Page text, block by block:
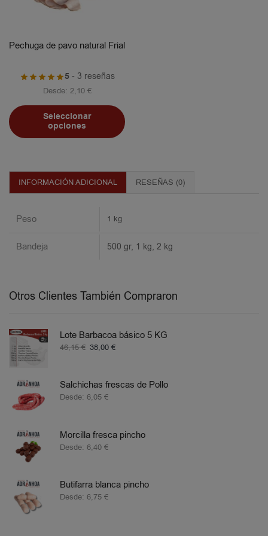
Pechuga de pavo natural Frial
5- 3 reseñas
Desde: 2,10 €
Seleccionar
opciones
INFORMACIÓN ADICIONAL RESEÑAS (0)
Peso 1 kg
Bandeja 500 gr, 1 kg, 2 kg
Otros Clientes También Compraron
Lote Barbacoa básico 5 KG
46,15€ 38,00 €
Salchichas frescas de Pollo
Desde: 6,05 €
Morcilla fresca pincho
Desde: 6,40 €
Butifarra blanca pincho
Desde: 6,75 €